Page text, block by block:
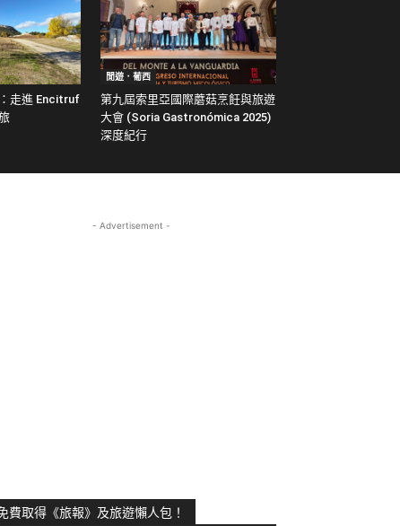
走進 Encitruf
閒遊．葡西
第九屆索里亞國際蘑菇烹飪與旅遊
大會 (Soria Gastronómica 2025)
深度紀行
- Advertisement -
費取得《旅報》及旅遊懶人包！